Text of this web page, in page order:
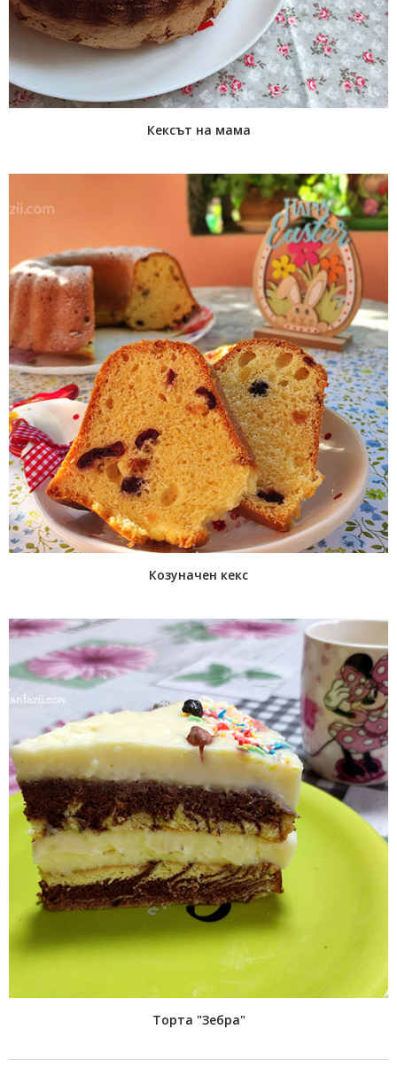
Кексът на мама
Козуначен кекс
Торта "Зебра"